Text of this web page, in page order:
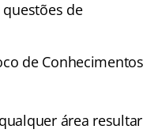
de
de Conhecimentos
área resultar